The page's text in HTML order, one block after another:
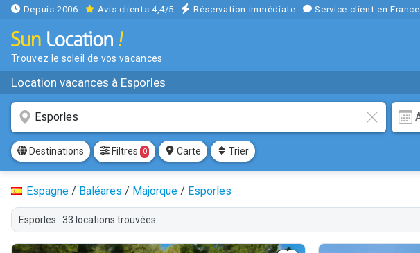
Depuis 2006 Avis clients 4,4/5 Réservation immédiate Service client en France
Trouvez le soleil de vos vacances
Location vacances à Esporles
Destinations Filtres 0 Carte Trier
Espagne / Baléares / Majorque / Esporles
Esporles : 33 locations trouvées